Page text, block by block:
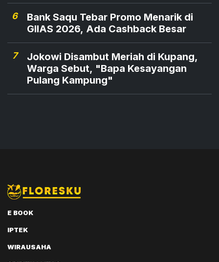
6
Bank Saqu Tebar Promo Menarik di
GIIAS 2026, Ada Cashback Besar
7
Jokowi Disambut Meriah di Kupang,
Warga Sebut, "Bapa Kesayangan
Pulang Kampung"
E BOOK
IPTEK
WIRAUSAHA